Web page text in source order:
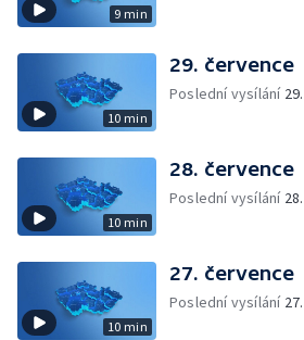
9 min
10 min
29. července
Poslední vysílání
10 min
28. července
Poslední vysílání
10 min
27. července
Poslední vysílání